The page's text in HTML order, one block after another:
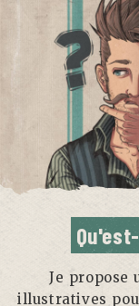
Je propose
illustratives